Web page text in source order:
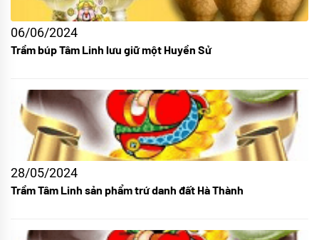
06/06/2024
Trầm búp Tâm Linh lưu giữ một Huyền Sử
28/05/2024
Trầm Tâm Linh sản phẩm trứ danh đất Hà Thành